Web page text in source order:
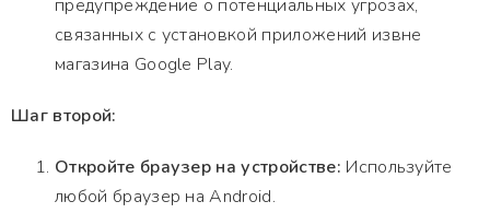
предупреждение о потенциальных угрозах,
связанных с установкой приложений извне
магазина Google Play.
Шаг второй:
Откройте браузер на устройстве: Используйте
любой браузер на Android.